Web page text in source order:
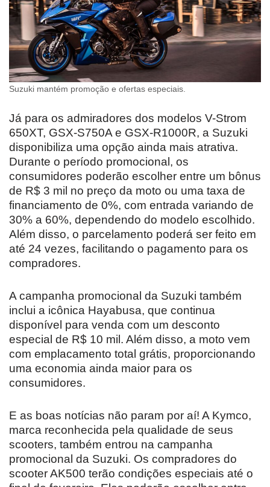
Suzuki mantém promoção e ofertas especiais.
Já para os admiradores dos modelos V-Strom
650XT, GSX-S750A e GSX-R1000R, a Suzuki
disponibiliza uma opção ainda mais atrativa.
Durante o período promocional, os
consumidores poderão escolher entre um bônus
de R$ 3 mil no preço da moto ou uma taxa de
financiamento de 0%, com entrada variando de
30% a 60%, dependendo do modelo escolhido.
Além disso, o parcelamento poderá ser feito em
até 24 vezes, facilitando o pagamento para os
compradores.
A campanha promocional da Suzuki também
inclui a icônica Hayabusa, que continua
disponível para venda com um desconto
especial de R$ 10 mil. Além disso, a moto vem
com emplacamento total grátis, proporcionando
uma economia ainda maior para os
consumidores.
E as boas notícias não param por aí! A Kymco,
marca reconhecida pela qualidade de seus
scooters, também entrou na campanha
promocional da Suzuki. Os compradores do
scooter AK500 terão condições especiais até o